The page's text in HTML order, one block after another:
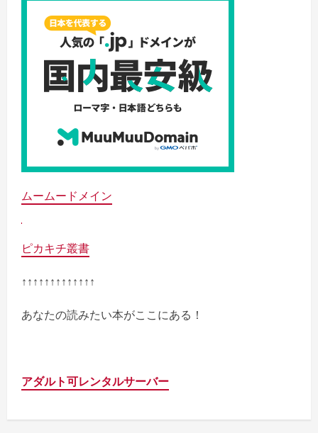
ムームードメイン
ピカキチ叢書
↑↑↑↑↑↑↑↑↑↑↑↑↑
あなたの読みたい本がここにある！
アダルト可レンタルサーバー